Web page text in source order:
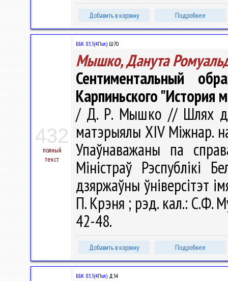
Добавить в корзину Подробнее
432
полный
текст
ББК 83.3(4Пол) Ш70
Мышко, Данута
Сентиментальный
Карпиньского
/ Д. Р. Мышко // Шлях да
матэрыялы ХIV Міжнар.
Упаўнаважаны па
Міністраў Рэспублікі
дзяржаўны ўніверсітэт
П. Крэня ; рэд. кал.: С.Ф.
42-48.
Добавить в корзину Подробнее
ББК 83.3(4Пол) Д34